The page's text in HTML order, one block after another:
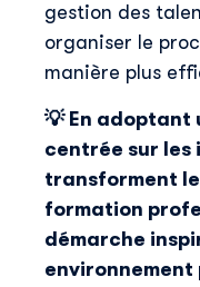
gestion des
organiser le
manière plus
💡 En
centrée sur les
transforment
formation
démarche
environnement